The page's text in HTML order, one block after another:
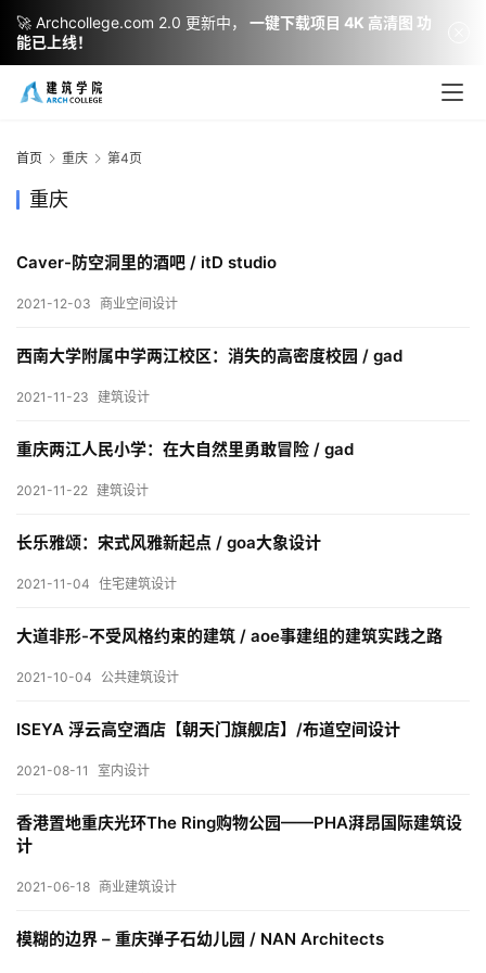
筑
设
内
计
城
与
观
建
筑
教
首页 重庆 第4页
重庆
Caver-防空洞里的酒吧 / itD studio
2021-12-03 商业空间设计
西南大学附属中学两江校区：消失的高密度校园 / gad
2021-11-23 建筑设计
重庆两江人民小学：在大自然里勇敢冒险 / gad
2021-11-22 建筑设计
长乐雅颂：宋式风雅新起点 / goa大象设计
2021-11-04 住宅建筑设计
大道非形-不受风格约束的建筑 / aoe事建组的建筑实践之路
2021-10-04 公共建筑设计
ISEYA 浮云高空酒店【朝天门旗舰店】/布道空间设计
2021-08-11 室内设计
香港置地重庆光环The Ring购物公园——PHA湃昂国际建筑设
计
2021-06-18 商业建筑设计
模糊的边界 – 重庆弹子石幼儿园 / NAN Architects
🚀 Archcollege.com 2.0 更新中，
一键下载项目 4K 高清图 功
能已上线！